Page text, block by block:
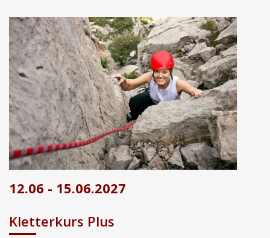
12.06 - 15.06.2027
Kletterkurs Plus